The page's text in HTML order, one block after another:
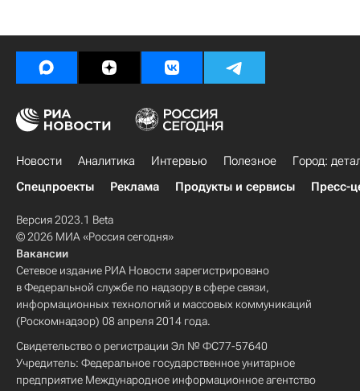
Новости Аналитика Интервью Полезное
Город:
Спецпроекты
Реклама Продукты и сервисы Пресс-
Версия 2023.1 Beta
© 2026 МИА «Россия сегодня»
Вакансии
Сетевое издание РИА Новости зарегистрировано
в Федеральной службе по надзору в сфере связи,
информационных технологий и массовых коммуникаций
(Роскомнадзор) 08 апреля 2014 года.
Свидетельство о регистрации Эл № ФС77-57640
Учредитель: Федеральное государственное унитарное
предприятие Международное информационное агентство